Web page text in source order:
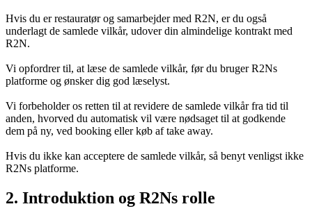
Hvis du er restauratør og samarbejder med R2N, er du også
underlagt de samlede vilkår, udover din almindelige kontrakt med
R2N.
Vi opfordrer til, at læse de samlede vilkår, før du bruger R2Ns
platforme og ønsker dig god læselyst.
Vi forbeholder os retten til at revidere de samlede vilkår fra tid til
anden, hvorved du automatisk vil være nødsaget til at godkende
dem på ny, ved booking eller køb af take away.
Hvis du ikke kan acceptere de samlede vilkår, så benyt venligst ikke
R2Ns platforme.
2. Introduktion og R2Ns rolle